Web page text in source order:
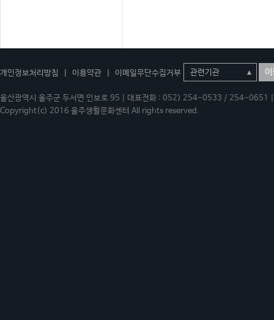
개인정보처리방침 이용약관 이메일무단수집거부 이
울산광역시 울주군 두서면 인보로 95 | 대표전화 : 052) 254-0533 / 254-
Copyright(c) 2016 울주생활문화센터 All rights reserved.